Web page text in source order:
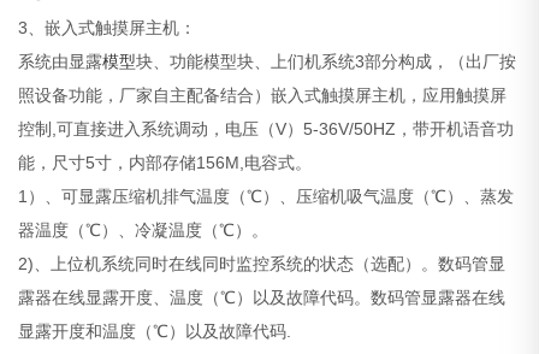
3、嵌入式触摸屏主机：
系统由显露模型块、功能模型块、上们机系统3部分构成，（出厂按
照设备功能，厂家自主配备结合）嵌入式触摸屏主机，应用触摸屏
控制,可直接进入系统调动，电压（V）5-36V/50HZ，带开机语音功
能，尺寸5寸，内部存储156M,电容式。
1）、可显露压缩机排气温度（℃）、压缩机吸气温度（℃）、蒸发
器温度（℃）、冷凝温度（℃）。
2)、上位机系统同时在线同时监控系统的状态（选配）。数码管显
露器在线显露开度、温度（℃）以及故障代码。数码管显露器在线
显露开度和温度（℃）以及故障代码.